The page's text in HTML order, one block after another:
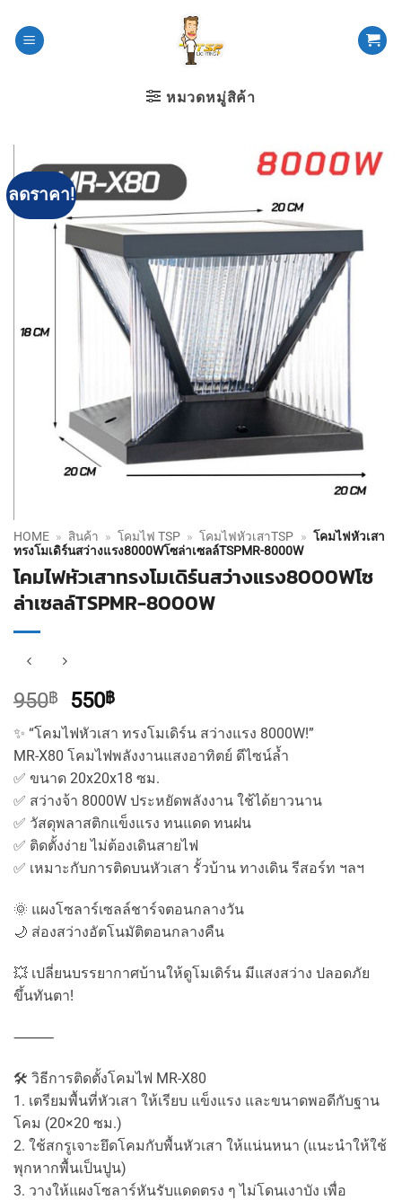
หมวดหมู่สิค้า
ลดราคา!
HOME » สินค้า » โคมไฟ TSP » โคมไฟหัวเสาTSP » โคมไฟหัวเสา
ทรงโมเดิร์นสว่างแรง8000Wโซล่าเซลล์TSPMR-8000W
โคมไฟหัวเสาทรงโมเดิร์นสว่างแรง8000Wโซ
ล่าเซลล์TSPMR-8000W
950฿
Original
price
was:
950฿.
550฿Current
price
is:
550฿.
✨ “โคมไฟหัวเสา ทรงโมเดิร์น สว่างแรง 8000W!”
MR-X80 โคมไฟพลังงานแสงอาทิตย์ ดีไซน์ล้ำ
✅ ขนาด 20x20x18 ซม.
✅ สว่างจ้า 8000W ประหยัดพลังงาน ใช้ได้ยาวนาน
✅ วัสดุพลาสติกแข็งแรง ทนแดด ทนฝน
✅ ติดตั้งง่าย ไม่ต้องเดินสายไฟ
✅ เหมาะกับการติดบนหัวเสา รั้วบ้าน ทางเดิน รีสอร์ท ฯลฯ
🌞 แผงโซลาร์เซลล์ชาร์จตอนกลางวัน
🌙 ส่องสว่างอัตโนมัติตอนกลางคืน
💥 เปลี่ยนบรรยากาศบ้านให้ดูโมเดิร์น มีแสงสว่าง ปลอดภัย
ขึ้นทันตา!
⸻
🛠 วิธีการติดตั้งโคมไฟ MR-X80
1. เตรียมพื้นที่หัวเสา ให้เรียบ แข็งแรง และขนาดพอดีกับฐาน
โคม (20×20 ซม.)
2. ใช้สกรูเจาะยึดโคมกับพื้นหัวเสา ให้แน่นหนา (แนะนำให้ใช้
พุกหากพื้นเป็นปูน)
3. วางให้แผงโซลาร์หันรับแดดตรง ๆ ไม่โดนเงาบัง เพื่อ